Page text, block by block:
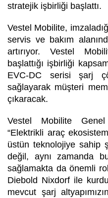
stratejik işbirliği başlattı.
Vestel Mobilite,
servis ve bakım
artırıyor. Vestel
başlattığı işbirliği
EVC-DC serisi şarj
sağlayarak müşteri
çıkaracak.
Vestel Mobilite
“Elektrikli araç
üstün teknolojiye sahip
değil, aynı zamanda
sağlamakta da önemli
Diebold Nixdorf ile
mevcut şarj